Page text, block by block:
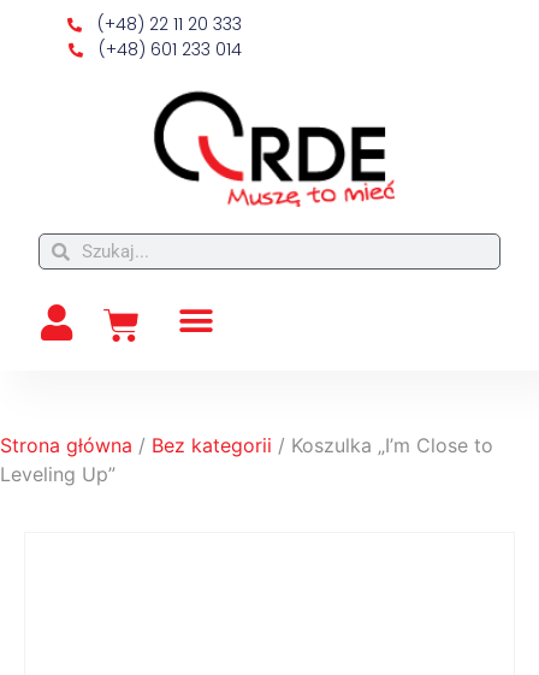
(+48) 22 11 20 333
(+48) 601 233 014
Strona główna / Bez kategorii / Koszulka „I’m Close to
Leveling Up”